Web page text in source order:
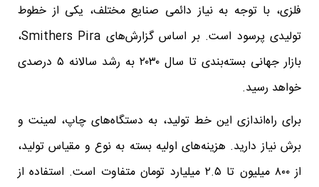
فلزی، با توجه به نیاز دائمی صنایع مختلف، یکی از خطوط
تولیدی پرسود است. بر اساس گزارش‌های Smithers Pira،
بازار جهانی بسته‌بندی تا سال ۲۰۳۰ به رشد سالانه ۵ درصدی
خواهد رسید.
برای راه‌اندازی این خط تولید، به دستگاه‌های چاپ، لمینت و
برش نیاز دارید. هزینه‌های اولیه بسته به نوع و مقیاس تولید،
از ۸۰۰ میلیون تا ۲.۵ میلیارد تومان متفاوت است. استفاده از